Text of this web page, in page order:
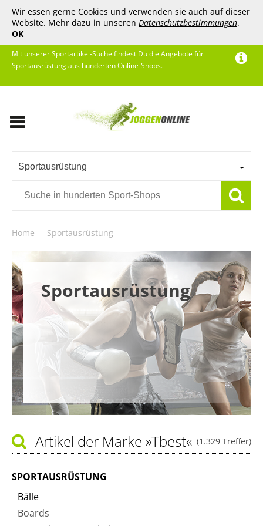
Wir essen gerne Cookies und verwenden sie auch auf dieser
Website. Mehr dazu in unseren Datenschutzbestimmungen.
OK
Mit unserer Sportartikel-Suche findest Du die Angebote für
Sportausrüstung aus hunderten Online-Shops.
Sportausrüstung
Home Sportausrüstung
Sportausrüstung
(1.329 Treffer)
Artikel der Marke »Tbest«
SPORTAUSRÜSTUNG
Bälle
Boards